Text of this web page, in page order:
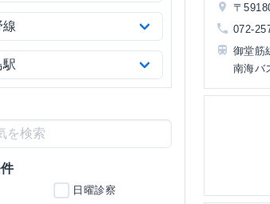
日曜診察
〒
072-
御堂筋
南海バ